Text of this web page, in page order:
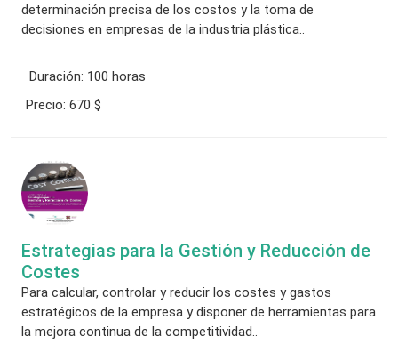
determinación precisa de los costos y la toma de
decisiones en empresas de la industria plástica..
Duración: 100 horas
Precio: 670 $
Estrategias para la Gestión y Reducción de
Costes
Para calcular, controlar y reducir los costes y gastos
estratégicos de la empresa y disponer de herramientas para
la mejora continua de la competitividad..